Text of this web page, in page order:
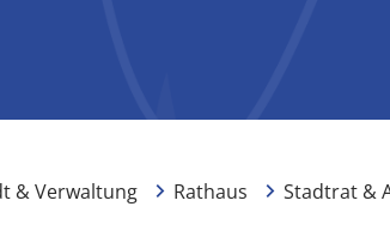
& Verwaltung Rathaus Stadtrat &